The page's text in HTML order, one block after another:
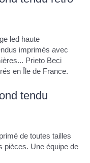
led haute
imprimés avec
Prieto Beci
en Île de France.
tendu
de toutes tailles
pièces. Une équipe de